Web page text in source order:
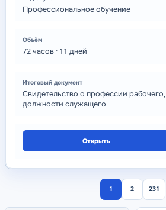
Профессиональное обучение
72часов · 11 дней
Свидетельство о профессии рабочего,
должности служащего
Открыть
1 2 231